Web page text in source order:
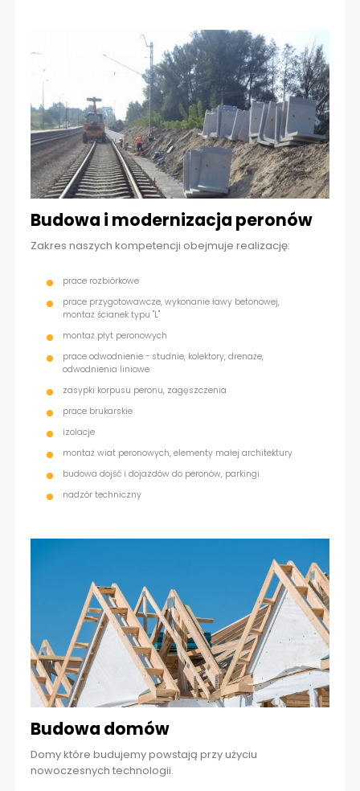
Budowa i modernizacja peronów
Zakres naszych kompetencji obejmuje realizację:
prace rozbiórkowe
prace przygotowawcze, wykonanie ławy betonowej,
montaż ścianek typu "L"
montaż płyt peronowych
prace odwodnienie - studnie, kolektory, drenaże,
odwodnienia liniowe
zasypki korpusu peronu, zagęszczenia
prace brukarskie
izolacje
montaż wiat peronowych, elementy małej architektury
budowa dojść i dojazdów do peronów, parkingi
nadzór techniczny
Budowa domów
Domy które budujemy powstają przy użyciu
nowoczesnych technologii.